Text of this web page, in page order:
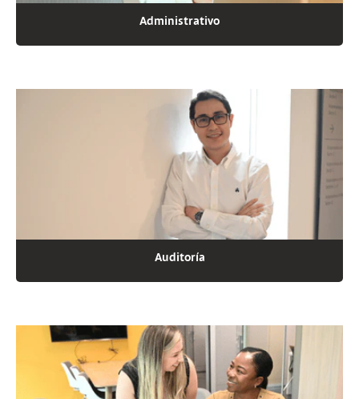
Administrativo
Auditoría